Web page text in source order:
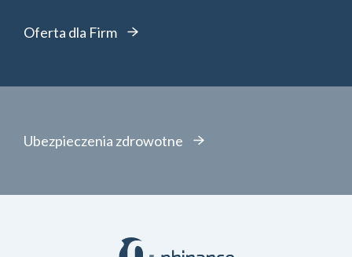
Oferta dla Firm
Ubezpieczenia zdrowotne